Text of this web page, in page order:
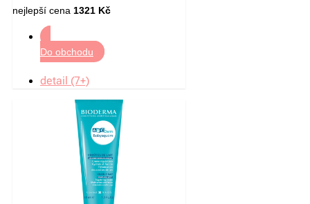
nejlepší cena 1321 Kč
Do obchodu
detail (7+)